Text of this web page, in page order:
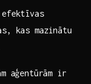
efektīvas
kas mazinātu
aģentūrām ⁤ir